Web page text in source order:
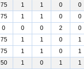
75 1 1 0
0
75 1 1 0
0
0 0 0 2
0
75 1 1 0
1
75 1 1 0
1
50 1 0 1
1